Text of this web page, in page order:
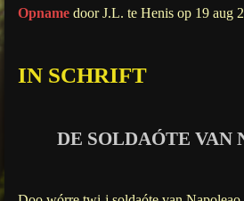
Opname door J.L. te Henis op 19 aug
IN SCHRIFT
DE SOLDAÓTE VAN